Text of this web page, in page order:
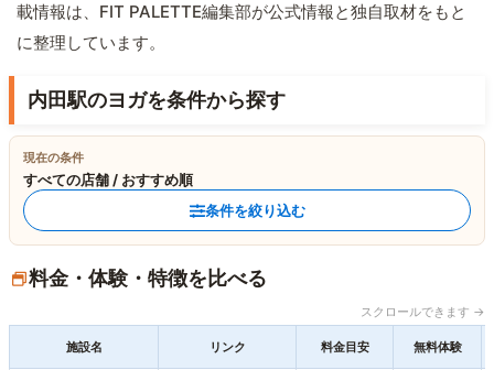
載情報は、FIT PALETTE編集部が公式情報と独自取材をもと
に整理しています。
内田駅のヨガを条件から探す
現在の条件
すべての店舗 / おすすめ順
条件を絞り込む
料金・体験・特徴を比べる
スクロールできます →
施設名 リンク 料金目安 無料体験